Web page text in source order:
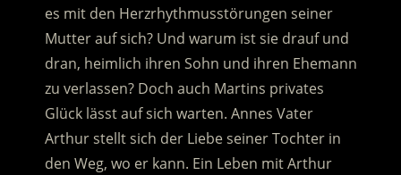
es mit den Herzrhythmusstörungen seiner
Mutter auf sich? Und warum ist sie drauf und
dran, heimlich ihren Sohn und ihren Ehemann
zu verlassen? Doch auch Martins privates
Glück lässt auf sich warten. Annes Vater
Arthur stellt sich der Liebe seiner Tochter in
den Weg, wo er kann. Ein Leben mit Arthur